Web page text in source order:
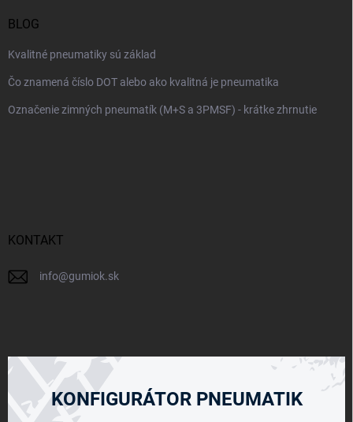
BLOG
Kvalitné pneumatiky sú základ
Čo znamená číslo DOT alebo ako kvalitná je pneumatika
Označenie zimných pneumatík (M+S a 3PMSF) - krátke zhrnutie
KONTAKT
info@gumiok.sk
KONFIGURÁTOR PNEUMATIK